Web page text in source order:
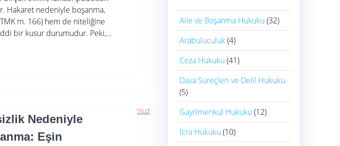
Hakaret nedeniyle boşanma,
m. 166) hem de niteliğine
bir kusur durumudur. Peki,…
Nedeniyle
Eşin
Aile ve Boşanma Hukuku (32)
Arabuluculuk(4)
Ceza Hukuku (41)
Dava Süreçleri ve Delil Hukuku
(5)
Gayrimenkul Hukuku (12)
İcra Hukuku (10)